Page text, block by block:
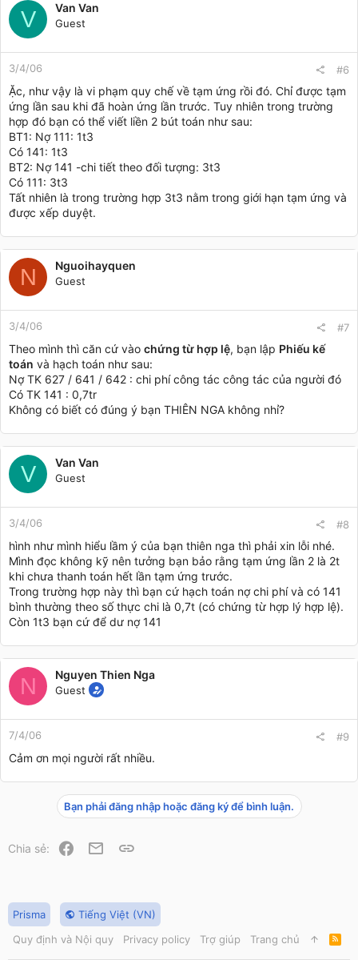
V Van Van
Guest
3/4/06 #6
Ặc, như vậy là vi phạm quy chế về tạm ứng rồi đó. Chỉ được tạm
ứng lần sau khi đã hoàn ứng lần trước. Tuy nhiên trong trường
hợp đó bạn có thể viết liền 2 bút toán như sau:
BT1: Nợ 111: 1t3
Có 141: 1t3
BT2: Nợ 141 -chi tiết theo đối tượng: 3t3
Có 111: 3t3
Tất nhiên là trong trường hợp 3t3 nằm trong giới hạn tạm ứng và
được xếp duyệt.
N Nguoihayquen
Guest
3/4/06 #7
Theo mình thì căn cứ vào chứng từ hợp lệ, bạn lập Phiếu kế
toán và hạch toán như sau:
Nợ TK 627 / 641 / 642 : chi phí công tác công tác của người đó
Có TK 141 : 0,7tr
Không có biết có đúng ý bạn THIÊN NGA không nhỉ?
V Van Van
Guest
3/4/06 #8
hình như mình hiểu lầm ý của bạn thiên nga thì phải xin lỗi nhé.
Mình đọc không kỹ nên tưởng bạn bảo rằng tạm ứng lần 2 là 2t
khi chưa thanh toán hết lần tạm ứng trước.
Trong trường hợp này thì bạn cứ hạch toán nợ chi phí và có 141
bình thường theo số thực chi là 0,7t (có chứng từ hợp lý hợp lệ).
Còn 1t3 bạn cứ để dư nợ 141
N Nguyen Thien Nga
Guest
7/4/06 #9
Cảm ơn mọi người rất nhiều.
Bạn phải đăng nhập hoặc đăng ký để bình luận.
Chia sẻ: Facebook
Email
Prisma
Tiếng Việt (VN)
Quy định và Nội quy
Privacy policy Trợ giúp Trang chủ
R
S